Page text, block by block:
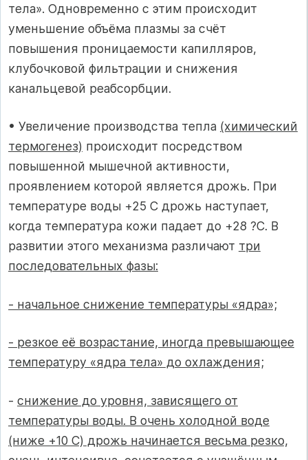
тела». Одновременно с этим происходит
уменьшение объёма плазмы за счёт
повышения проницаемости капилляров,
клубочковой фильтрации и снижения
канальцевой реабсорбции.
• Увеличение производства тепла (химический
термогенез) происходит посредством
повышенной мышечной активности,
проявлением которой является дрожь. При
температуре воды +25 C дрожь наступает,
когда температура кожи падает до +28 ?C. В
развитии этого механизма различают три
последовательных фазы:
- начальное снижение температуры «ядра»;
- резкое её возрастание, иногда превышающее
температуру «ядра тела» до охлаждения;
- снижение до уровня, зависящего от
температуры воды. В очень холодной воде
(ниже +10 C) дрожь начинается весьма резко,